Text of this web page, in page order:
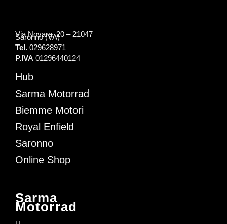
Via Novara, 20 – 21047
Saronno (VA)
Tel. 029628971
P.IVA 01296440124
Hub
Sarma Motorrad
Biemme Motori
Royal Enfield
Saronno
Online Shop
Sarma
Motorrad